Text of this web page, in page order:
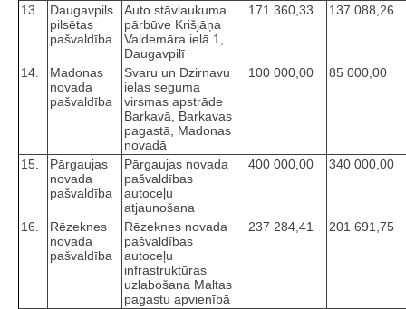
13.
Daugavpils
pilsētas
pašvaldība
Auto stāvlaukuma
pārbūve Krišjāņa
Valdemāra ielā 1,
Daugavpilī
171 360,33 137 088,26
14.
Madonas
novada
pašvaldība
Svaru un Dzirnavu
ielas seguma
virsmas apstrāde
Barkavā, Barkavas
pagastā, Madonas
novadā
100 000,00 85 000,00
15.
Pārgaujas
novada
pašvaldība
Pārgaujas novada
pašvaldības
autoceļu
atjaunošana
400 000,00 340 000,00
16.
Rēzeknes
novada
pašvaldība
Rēzeknes novada
pašvaldības
autoceļu
infrastruktūras
uzlabošana Maltas
pagastu apvienībā
237 284,41 201 691,75